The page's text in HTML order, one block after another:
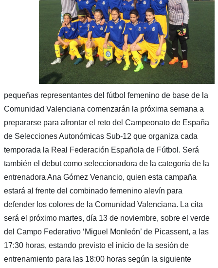
pequeñas representantes del fútbol femenino de base de la
Comunidad Valenciana comenzarán la próxima semana a
prepararse para afrontar el reto del Campeonato de España
de Selecciones Autonómicas Sub-12 que organiza cada
temporada la Real Federación Española de Fútbol. Será
también el debut como seleccionadora de la categoría de la
entrenadora Ana Gómez Venancio, quien esta campaña
estará al frente del combinado femenino alevín para
defender los colores de la Comunidad Valenciana. La cita
será el próximo martes, día 13 de noviembre, sobre el verde
del Campo Federativo ‘Miguel Monleón’ de Picassent, a las
17:30 horas, estando previsto el inicio de la sesión de
entrenamiento para las 18:00 horas según la siguiente